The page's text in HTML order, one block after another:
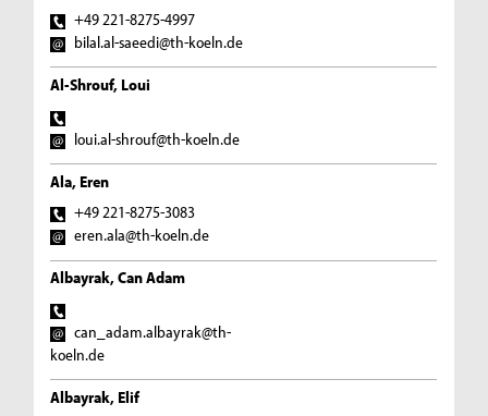
+49 221-8275-4997
bilal.al-saeedi@th-koeln.de
Al-Shrouf, Loui
loui.al-shrouf@th-koeln.de
Ala, Eren
+49 221-8275-3083
eren.ala@th-koeln.de
Albayrak, Can Adam
can_adam.albayrak@th-
koeln.de
Albayrak, Elif